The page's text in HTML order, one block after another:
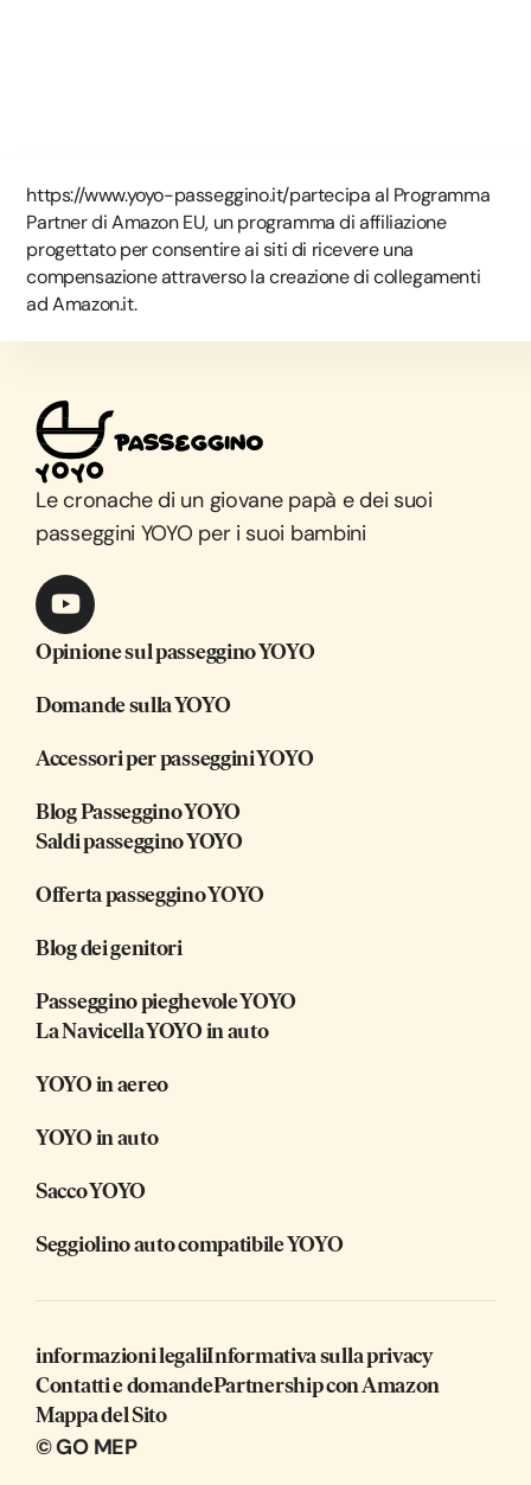
https://www.yoyo-passeggino.it/partecipa al Programma
Partner di Amazon EU, un programma di affiliazione
progettato per consentire ai siti di ricevere una
compensazione attraverso la creazione di collegamenti
ad Amazon.it.
Le cronache di un giovane papà e dei suoi
passeggini YOYO per i suoi bambini
Opinione sul passeggino YOYO
Domande sulla YOYO
Accessori per passeggini YOYO
Blog Passeggino YOYO
Saldi passeggino YOYO
Offerta passeggino YOYO
Blog dei genitori
Passeggino pieghevole YOYO
La Navicella YOYO in auto
YOYO in aereo
YOYO in auto
Sacco YOYO
Seggiolino auto compatibile YOYO
informazioni legaliInformativa sulla privacy
Contatti e domandePartnership con Amazon
Mappa del Sito
© GO MEP